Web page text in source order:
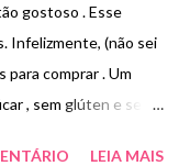
gostoso . Esse
Infelizmente, (não sei
para comprar . Um
, sem glúten e sem
LEIA MAIS